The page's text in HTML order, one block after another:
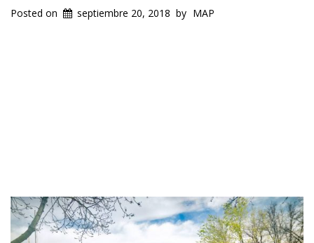
Posted on septiembre 20, 2018 by MAP